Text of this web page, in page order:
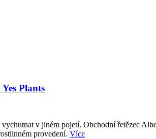
Plants
v jiném pojetí. Obchodní řetězec
provedení. Více